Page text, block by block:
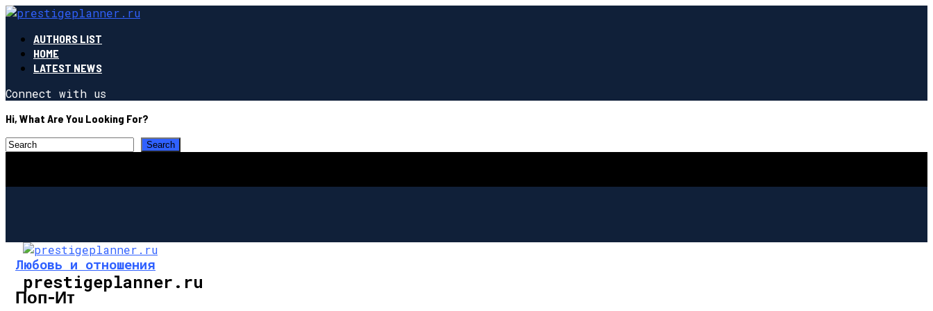
AUTHORS LIST
HOME
LATEST NEWS
Connect with us
Hi, What Are You Looking For?
prestigeplanner.ru
Любовь и отношения
Поп-Ит